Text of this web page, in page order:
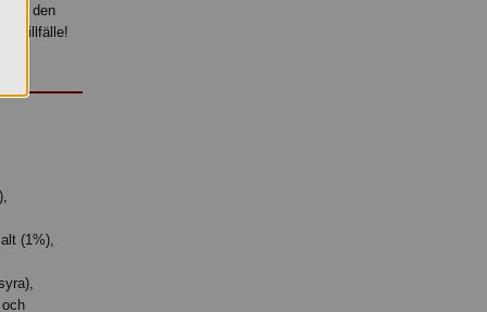
ge den
tillfälle!
(1%),